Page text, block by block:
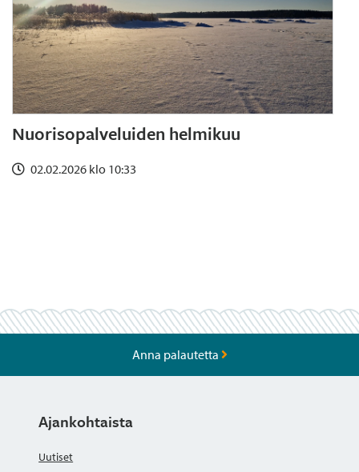
Nuorisopalveluiden helmikuu
02.02.2026 klo 10:33
Anna palautetta
Ajankohtaista
Uutiset